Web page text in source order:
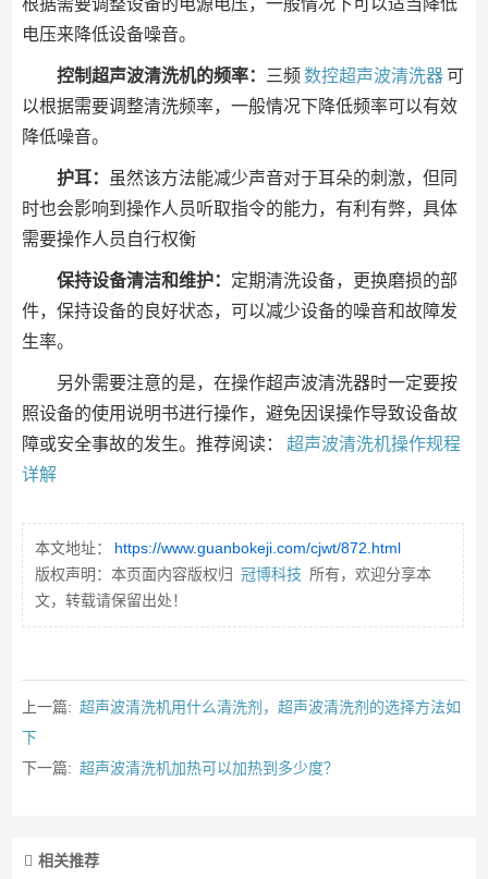
根据需要调整设备的电源电压，一般情况下可以适当降低
电压来降低设备噪音。
控制超声波清洗机的频率： 三频 数控超声波清洗器 可
以根据需要调整清洗频率，一般情况下降低频率可以有效
降低噪音。
护耳：
虽然该方法能减少声音对于耳朵的刺激，但同
时也会影响到操作人员听取指令的能力，有利有弊，具体
需要操作人员自行权衡
保持设备清洁和维护： 定期清洗设备，更换磨损的部
件，保持设备的良好状态，可以减少设备的噪音和故障发
生率。
另外需要注意的是，在操作超声波清洗器时一定要按
照设备的使用说明书进行操作，避免因误操作导致设备故
障或安全事故的发生。推荐阅读：
超声波清洗机操作规程
详解
本文地址：
https://www.guanbokeji.com/cjwt/872.html
版权声明：本页面内容版权归 冠博科技 所有，欢迎分享本
文，转载请保留出处！
上一篇: 超声波清洗机用什么清洗剂，超声波清洗剂的选择方法如
下
下一篇: 超声波清洗机加热可以加热到多少度？
相关推荐